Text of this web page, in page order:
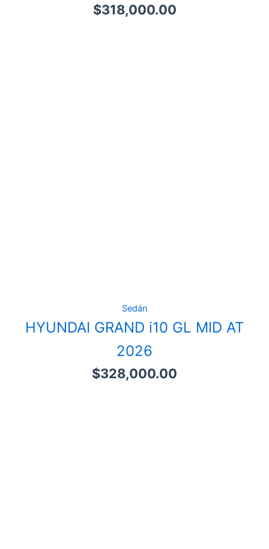
$318,000.00
Sedán
HYUNDAI GRAND i10 GL MID AT
2026
$328,000.00